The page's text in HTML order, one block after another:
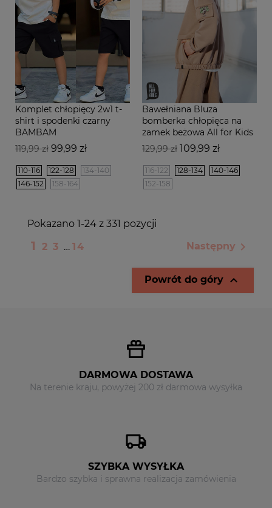
Komplet chłopięcy 2w1 t-
shirt i spodenki czarny
BAMBAM
Cena
119,99 zł Cena
99,99 zł
110-116 122-128
134-140
146-152
158-164
Bawełniana Bluza
bomberka chłopięca na
zamek beżowa All for Kids
Cena
129,99 zł Cena
109,99 zł
116-122 128-134
140-146
152-158
Pokazano 1-24 z 331 pozycji
1 2 3 … 14 Następny 
Powrót do góry 
DARMOWA DOSTAWA
Na terenie kraju, powyżej 200 zł darmowa wysyłka
SZYBKA WYSYŁKA
Bardzo szybka i sprawna realizacja zamówienia